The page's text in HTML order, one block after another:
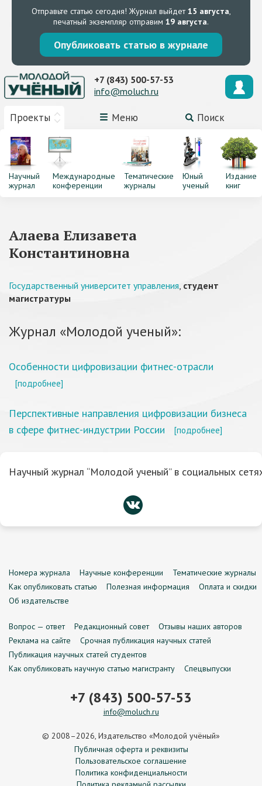
Отправьте статью сегодня! Журнал выйдет15 августа,
печатный экземпляр отправим 19 августа.
Опубликовать статью в журнале
Проекты Меню Поиск
+7 (843) 500-57-53
info@moluch.ru
Научный
журнал
Международные
конференции
Тематические
журналы
Юный
ученый
Издание
книг
Алаева Елизавета
Константиновна
Государственный университет управления, студент
магистратуры
Журнал «Молодой ученый»:
Особенности цифровизации фитнес-отрасли
[подробнее]
Перспективные направления цифровизации бизнеса
в сфере фитнес-индустрии России
[подробнее]
Научный журнал “Молодой ученый” в социальных
Номера журнала Научные конференции
Тематические журналы
Как опубликовать статью
Полезная информация
Оплата и скидки
Об издательстве
Вопрос — ответ Редакционный совет
Отзывы наших авторов
Реклама на сайте
Срочная публикация научных статей
Публикация научных статей студентов
Как опубликовать научную статью магистранту
Спецвыпуски
+7 (843) 500-57-53
info@moluch.ru
© 2008–2026, Издательство «Молодой учёный»
Публичная оферта и реквизиты
Пользовательское соглашение
Политика конфиденциальности